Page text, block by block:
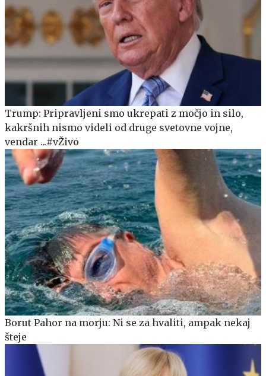
Trump: Pripravljeni smo ukrepati z močjo in silo,
kakršnih nismo videli od druge svetovne vojne,
vendar ...#vŽivo
Borut Pahor na morju: Ni se za hvaliti, ampak nekaj
šteje